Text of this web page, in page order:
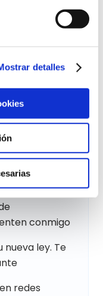
detalles
la publicidad
público
de redes
Rally Clásico
estrategia de
conmigo
nueva ley. Te
redes